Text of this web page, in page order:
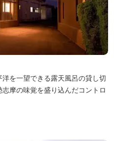
を一望できる露天風呂の貸し切
摩の味覚を盛り込んだコントロ